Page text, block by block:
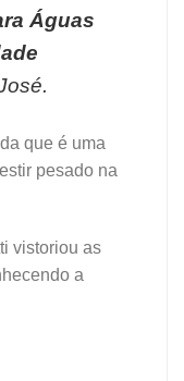
Águas
que é uma
pesado na
vistoriou as
a